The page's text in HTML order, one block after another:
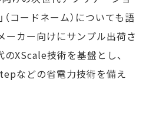
コードネーム）についても語
ーカー向けにサンプル出荷さ
XScale技術を基盤とし、
などの省電力技術を備え